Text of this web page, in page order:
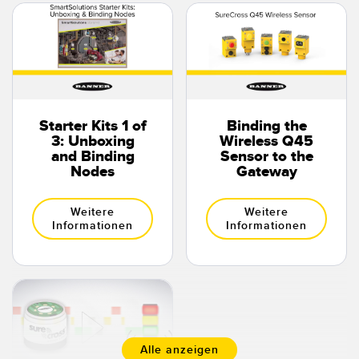
Starter Kits 1 of
3: Unboxing
and Binding
Nodes
Weitere
Informationen
Binding the
Wireless Q45
Sensor to the
Gateway
Weitere
Informationen
Alle anzeigen